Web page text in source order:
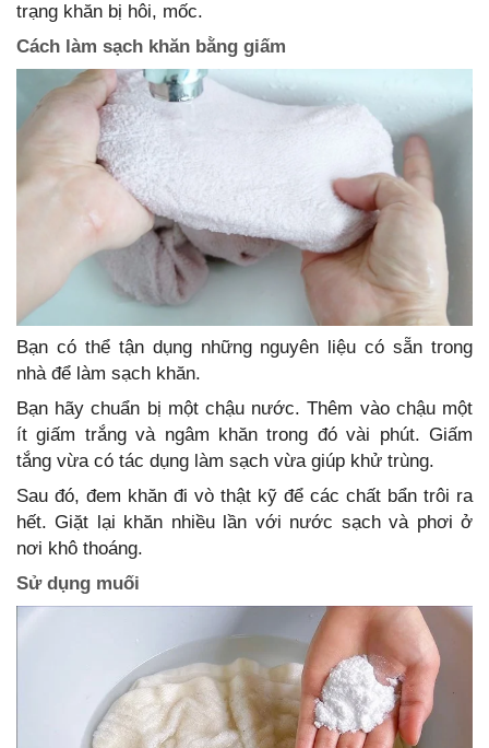
trạng khăn bị hôi, mốc.
Cách làm sạch khăn bằng giấm
Bạn có thể tận dụng những nguyên liệu có sẵn trong
nhà để làm sạch khăn.
Bạn hãy chuẩn bị một chậu nước. Thêm vào chậu một
ít giấm trắng và ngâm khăn trong đó vài phút. Giấm
tắng vừa có tác dụng làm sạch vừa giúp khử trùng.
Sau đó, đem khăn đi vò thật kỹ để các chất bẩn trôi ra
hết. Giặt lại khăn nhiều lần với nước sạch và phơi ở
nơi khô thoáng.
Sử dụng muối